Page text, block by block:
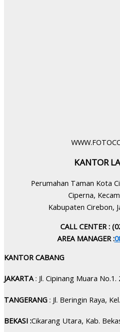
KANTOR
Perumahan Taman Kota
Ciperna,
Kabupaten Cirebon,
CALL CENTER :
AREA MANAGER :
KANTOR CABANG
JAKARTA: Jl. Cipinang Muara
TANGERANG : Jl. Beringin Raya,
BEKASI :Cikarang Utara, Kab.